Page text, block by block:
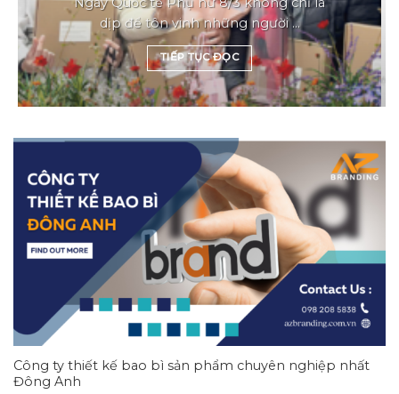
dịp để tôn vinh những người ...
TIẾP TỤC ĐỌC
Công ty thiết kế bao bì sản phẩm chuyên nghiệp nhất
Đông Anh